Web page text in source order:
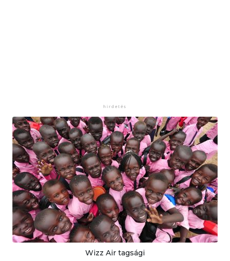
Wizz Air tagsági